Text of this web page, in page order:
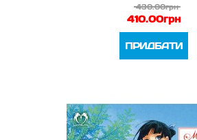
430.00грн
410.00грн
ПРИДБАТИ